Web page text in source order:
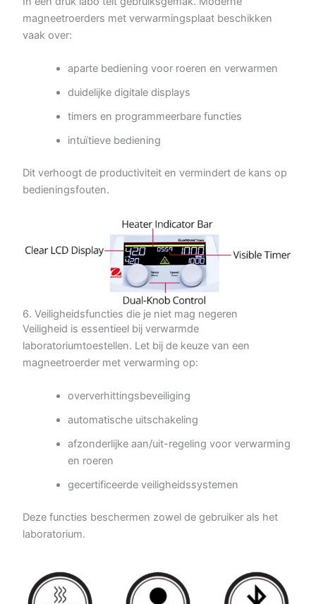
magneetroerders met verwarmingsplaat beschikken
vaak over:
aparte bediening voor roeren en verwarmen
duidelijke digitale displays
timers en programmeerbare functies
intuïtieve bediening
Dit verhoogt de productiviteit en vermindert de kans op
bedieningsfouten.
6. Veiligheidsfuncties die je niet mag negeren
Veiligheid is essentieel bij verwarmde
laboratoriumtoestellen. Let bij de keuze van een
magneetroerder met verwarming op:
oververhittingsbeveiliging
automatische uitschakeling
afzonderlijke aan/uit-regeling voor verwarming
en roeren
gecertificeerde veiligheidssystemen
Deze functies beschermen zowel de gebruiker als het
laboratorium.